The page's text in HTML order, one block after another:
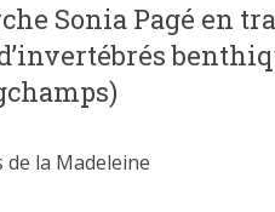
Sonia Pagé en
de la Madeleine